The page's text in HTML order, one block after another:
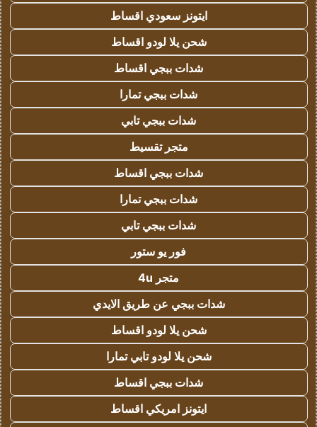
ايتونز سعودي اقساط
شحن يلا لودو اقساط
شدات ببجي اقساط
شدات ببجي تمارا
شدات ببجي تابي
متجر تقسيط
شدات ببجي اقساط
شدات ببجي تمارا
شدات ببجي تابي
فور يو ستور
متجر 4u
شدات ببجي عن طريق الايدي
شحن يلا لودو اقساط
شحن يلا لودو تابي تمارا
شدات ببجي اقساط
ايتونز امريكي اقساط